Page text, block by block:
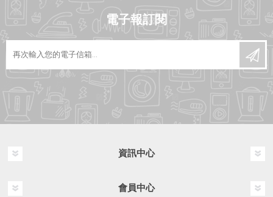
電子報訂閱
資訊中心
會員中心